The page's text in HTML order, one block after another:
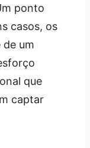
ponto
casos, os
de um
que
captar